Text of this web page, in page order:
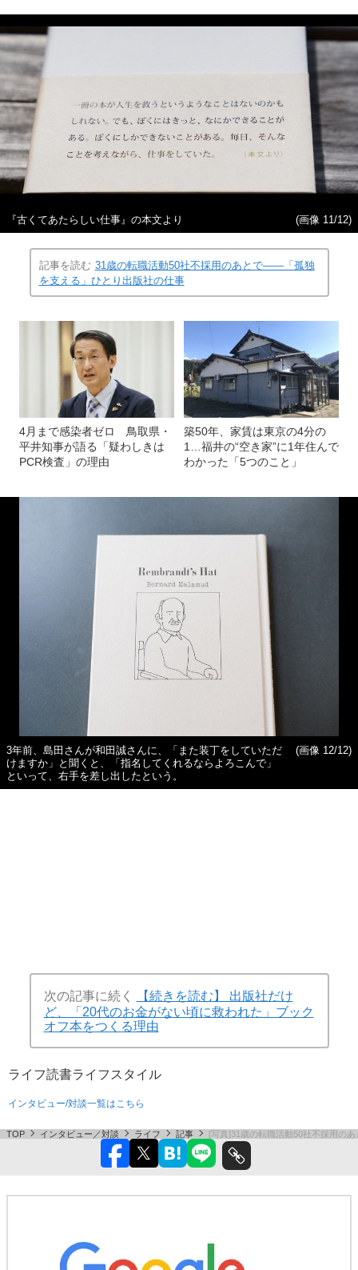
『古くてあたらしい仕事』の本文より (画像 11/12)
記事を読む 31歳の転職活動50社不採用のあとで――「孤独
を支える」ひとり出版社の仕事
4月まで感染者ゼロ 鳥取県・
平井知事が語る「疑わしきは
PCR検査」の理由
築50年、家賃は東京の4分の
1…福井の“空き家”に1年住んで
わかった「5つのこと」
3年前、島田さんが和田誠さんに、「また装丁をしていただ
けますか」と聞くと、「指名してくれるならよろこんで」
といって、右手を差し出したという。
(画像 12/12)
次の記事に続く
【続きを読む】 出版社だけ
ど、「20代のお金がない頃に救われた」ブック
オフ本をつくる理由
ライフ読書ライフスタイル
インタビュー/対談一覧はこちら
TOP インタビュー／対談 ライフ 記事 [写真]31歳の転職活動50社不採用の